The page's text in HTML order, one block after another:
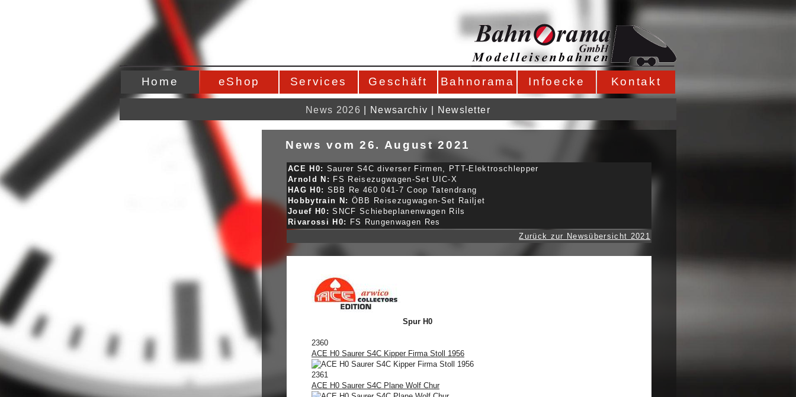
Home eShop Services Geschäft Bahnorama Infoecke Kontakt
News 2026 Newsarchiv Newsletter
News vom 26. August 2021
ACE H0: Saurer S4C diverser Firmen, PTT-Elektroschlepper
Arnold N: FS Reisezugwagen-Set UIC-X
HAG H0: SBB Re 460 041-7 Coop Tatendrang
Hobbytrain N: ÖBB Reisezugwagen-Set Railjet
Jouef H0: SNCF Schiebeplanenwagen Rils
Rivarossi H0: FS Rungenwagen Res
Zurück zur Newsübersicht 2021
Spur H0
2360
ACE H0 Saurer S4C Kipper Firma Stoll 1956
2361
ACE H0 Saurer S4C Plane Wolf Chur